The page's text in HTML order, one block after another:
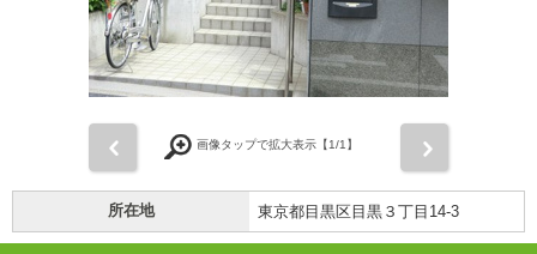
画像タップで拡大表示【1/1】
所在地 東京都目黒区目黒３丁目14-3